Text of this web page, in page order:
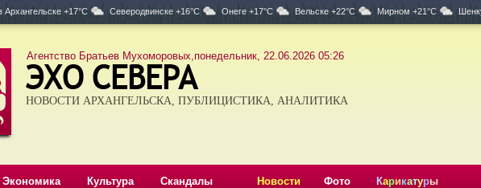
Архангельске +17°C Северодвинске +16°C Онеге +17°C Вельске +22°C Мирном +21°C
Агентство Братьев Мухоморовых,понедельник, 22.06.2026 05:26
НОВОСТИ АРХАНГЕЛЬСКА, ПУБЛИЦИСТИКА, АНАЛИТИКА
Экономика Культура Скандалы Новости Фото Карикатуры